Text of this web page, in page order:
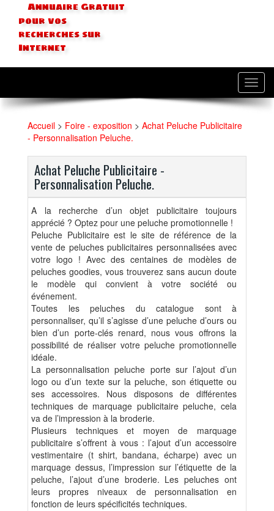
Annuaire Gratuit
pour vos
recherches sur
Internet
Accueil > Foire - exposition > Achat Peluche Publicitaire
- Personnalisation Peluche.
Achat Peluche Publicitaire -
Personnalisation Peluche.
A la recherche d’un objet publicitaire toujours
apprécié ? Optez pour une peluche promotionnelle !
Peluche Publicitaire est le site de référence de la
vente de peluches publicitaires personnalisées avec
votre logo ! Avec des centaines de modèles de
peluches goodies, vous trouverez sans aucun doute
le modèle qui convient à votre société ou
événement.
Toutes les peluches du catalogue sont à
personnaliser, qu’il s’agisse d’une peluche d’ours ou
bien d’un porte-clés renard, nous vous offrons la
possibilité de réaliser votre peluche promotionnelle
idéale.
La personnalisation peluche porte sur l’ajout d’un
logo ou d’un texte sur la peluche, son étiquette ou
ses accessoires. Nous disposons de différentes
techniques de marquage publicitaire peluche, cela
va de l’impression à la broderie.
Plusieurs techniques et moyen de marquage
publicitaire s’offrent à vous : l’ajout d’un accessoire
vestimentaire (t shirt, bandana, écharpe) avec un
marquage dessus, l’impression sur l’étiquette de la
peluche, l’ajout d’une broderie. Les peluches ont
leurs propres niveaux de personnalisation en
fonction de leurs spécificités techniques.